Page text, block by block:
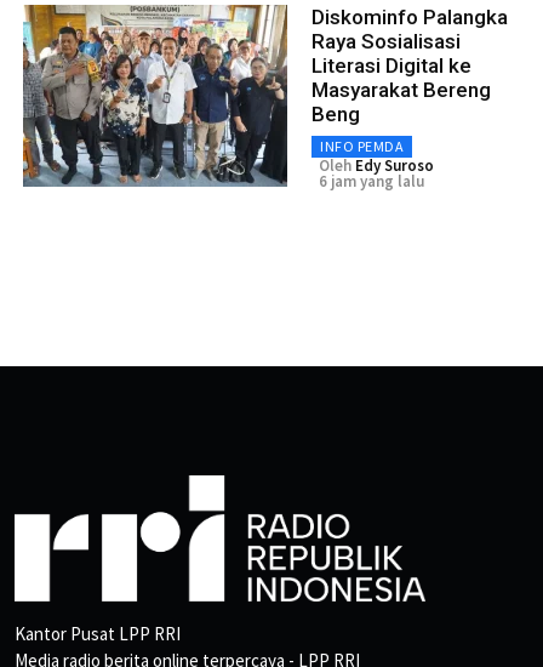
Diskominfo Palangka
Raya Sosialisasi
Literasi Digital ke
Masyarakat Bereng
Beng
INFO PEMDA
Oleh Edy Suroso
6 jam yang lalu
Kantor Pusat LPP RRI
Media radio berita online terpercaya - LPP RRI